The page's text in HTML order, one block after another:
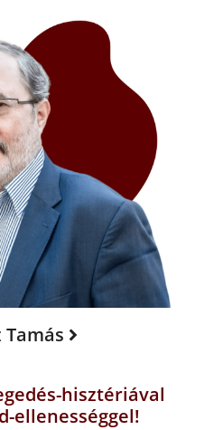
Tamás
hisztériával
ellenességgel!